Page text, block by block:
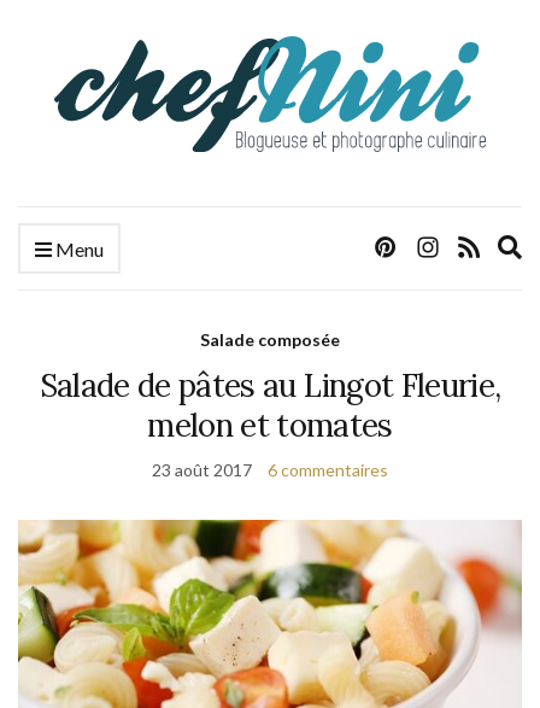
Menu
Salade composée
Salade de pâtes au Lingot Fleurie,
melon et tomates
23 août 2017 6 commentaires